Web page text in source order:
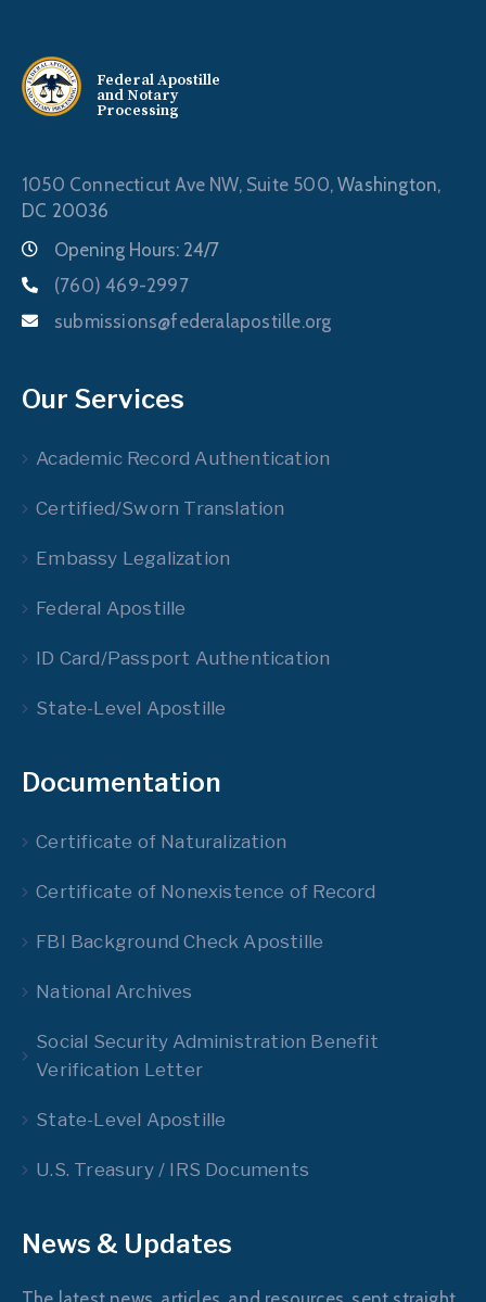
Federal Apostille
and Notary
Processing
1050 Connecticut Ave NW, Suite 500,Washington,
DC 20036
Opening Hours: 24/7
(760) 469-2997
submissions@federalapostille.org
Our Services
Academic Record Authentication
Certified/Sworn Translation
Embassy Legalization
Federal Apostille
ID Card/Passport Authentication
State-Level Apostille
Documentation
Certificate of Naturalization
Certificate of Nonexistence of Record
FBI Background Check Apostille
National Archives
Social Security Administration Benefit
Verification Letter
State-Level Apostille
U.S. Treasury / IRS Documents
News & Updates